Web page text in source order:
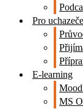
Pro uchazeče
E-learning
MS